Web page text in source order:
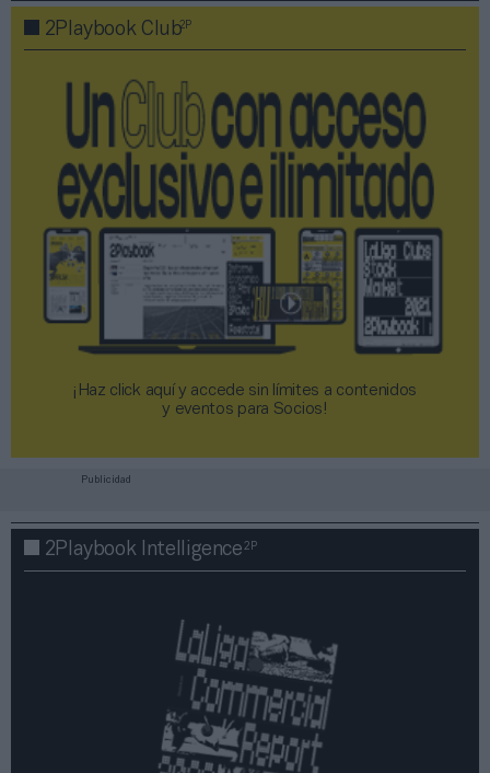
2Playbook Club2P
¡Haz click aquí y accede sin límites a contenidos
y eventos para Socios!​​​​​​​
Publicidad
2Playbook Intelligence2P